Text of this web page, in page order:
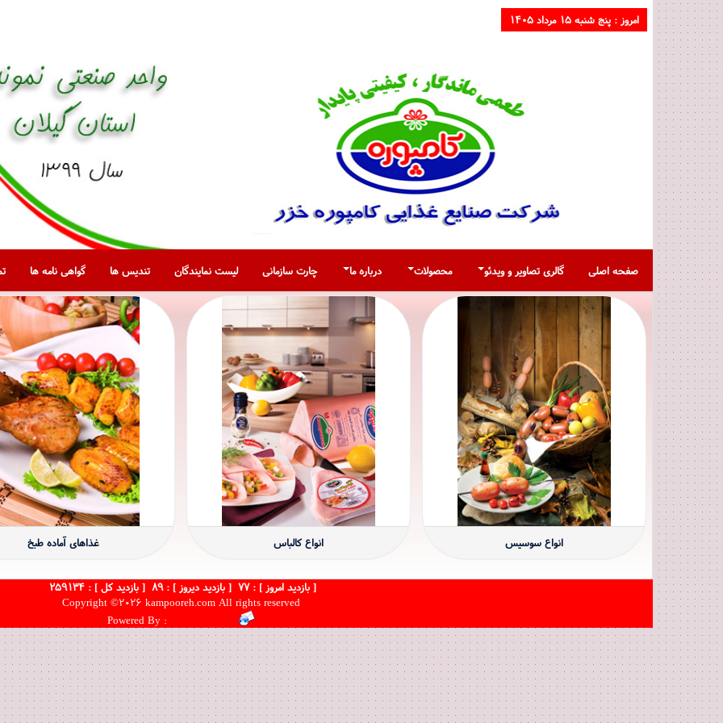
امروز : ۱۴۰۵ پنج شنبه ۱۵ مرداد
صفحه اصلی گالری تصاویر و ویدئو محصولات درباره ما چارت سازمانی لیست نمایندگان تندیس ها گواهی نامه ها
انواع سوسیس انواع کالباس غذاهای آماده طبخ
[ بازدید امروز ] :77 [ بازدید دیروز ] :89 [ بازدید کل ] :259134
Copyright ©2026 kampooreh.com All rights reserved